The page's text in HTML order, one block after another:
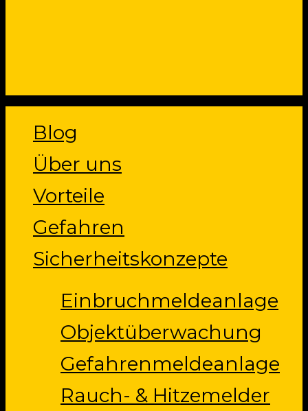
MenuBlog
Über uns
Vorteile
Gefahren
Sicherheitskonzepte
Einbruchmeldeanlage
Objektüberwachung
Gefahrenmeldeanlage
Rauch- & Hitzemelder